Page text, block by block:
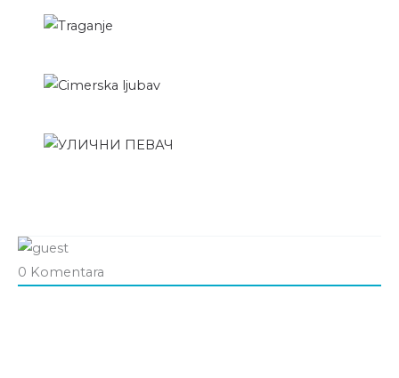
0 Komentara